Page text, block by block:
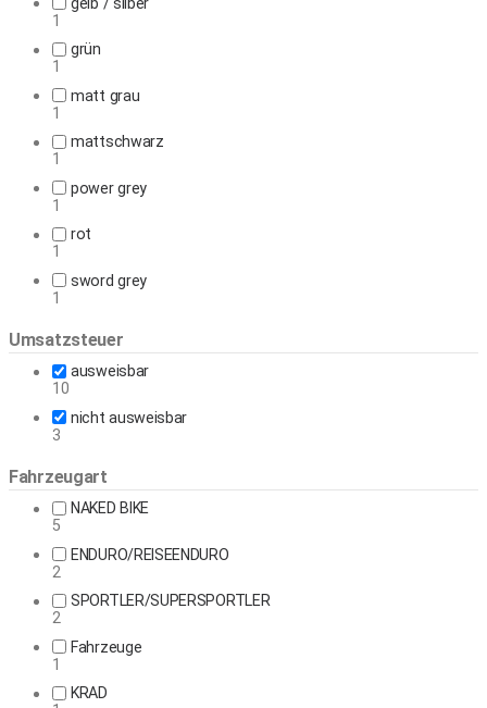
1
grün
1
matt grau
1
mattschwarz
1
power grey
1
rot
1
sword grey
1
Umsatzsteuer
ausweisbar
10
nicht ausweisbar
3
Fahrzeugart
NAKED BIKE
5
ENDURO/REISEENDURO
2
SPORTLER/SUPERSPORTLER
2
Fahrzeuge
1
KRAD